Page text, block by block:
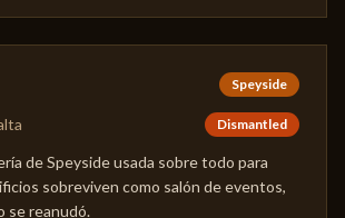
Speyside
Dismantled
de Speyside usada sobre todo para
sobreviven como salón de eventos,
se reanudó.